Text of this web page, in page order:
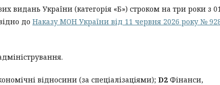
видань України (категорія «Б») строком на три роки з
до Наказу МОН України від 11 червня 2026 року №
відносини (за спеціалізаціями); D2 Фінанси,